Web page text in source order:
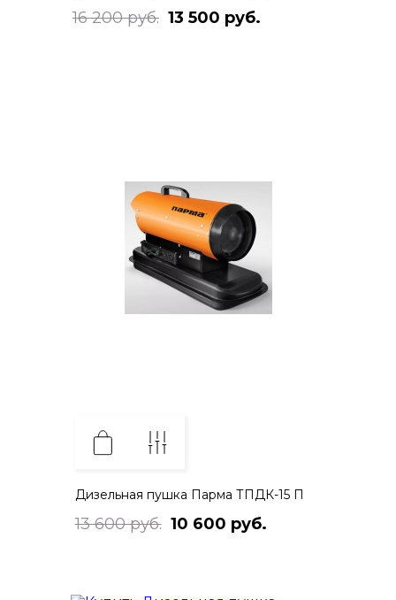
16 200 руб. 13 500 руб.
Дизельная пушка Парма ТПДК-15 П
13 600 руб. 10 600 руб.